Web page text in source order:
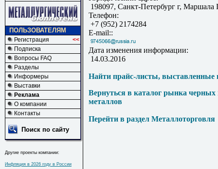
ПОЛЬЗОВАТЕЛЯМ
Регистрация
<<
Подписка
Вопросы FAQ
Разделы
Информеры
Выставки
Реклама
О компании
Контакты
Поиск по сайту
Другие проекты компании:
Инфляция в 2026 году в России
198097, Санкт-Петербург г, Маршала
Телефон:
+7 (952) 2174284
E-mail::
Дата изменения информации:
14.03.2016
Найти прайс-листы, выставленные
Вернуться в каталог рынка
металлов
Перейти в раздел Металлоторговля